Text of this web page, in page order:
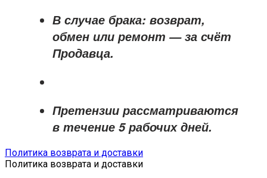
В случае брака: возврат,
обмен или ремонт —за счёт
Продавца.
Претензии рассматриваются
в течение 5 рабочих дней.
Политика возврата и доставки
Политика возврата и доставки